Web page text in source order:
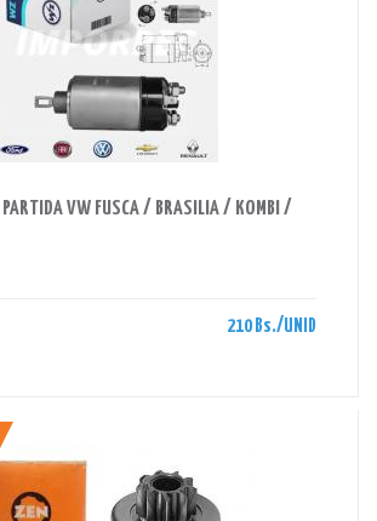
PARTIDA VW FUSCA / BRASILIA / KOMBI /
210 Bs./UNID